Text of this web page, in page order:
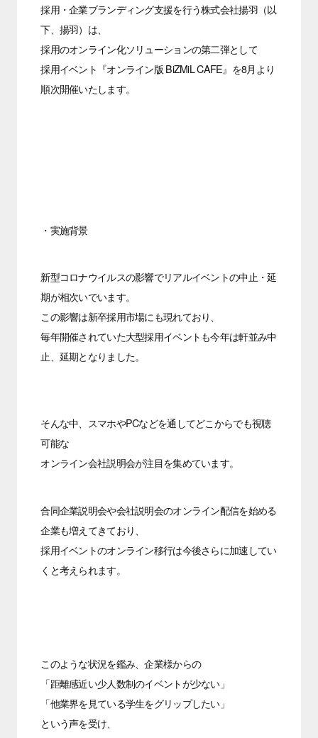
採用・企業ブランディング支援を行う株式会社揚羽（以
下、揚羽）は、
採用のオンライン化ソリューションの第二弾として
採用イベント『オンライン版 BiZMiL CAFE』を8月より
順次開催いたします。
・実施背景
新型コロナウイルスの影響でリアルイベントの中止・延
期が相次いでいます。
この影響は新卒採用市場にも現れており、
毎年開催されていた大型採用イベントも今年は軒並み中
止、延期となりました。
そんな中、スマホやPCなどを通してどこからでも視聴
可能な
オンライン会社説明会が注目を集めています。
合同企業説明会や会社説明会のオンライン配信を始める
企業も増えてきており、
採用イベントのオンライン移行は今後さらに加速してい
くと考えられます。
このような状況を鑑み、企業様からの
「距離感近い少人数制のイベントが少ない」
「他業界を見ている学生をグリップしたい」
という声を受け、